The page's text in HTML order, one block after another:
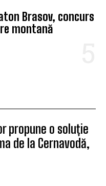
Brasov, concurs
montană
propune o soluție
de la Cernavodă,